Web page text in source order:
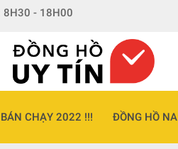
8H30 - 18H00
CHẠY 2022 !!! ĐỒNG HỒ